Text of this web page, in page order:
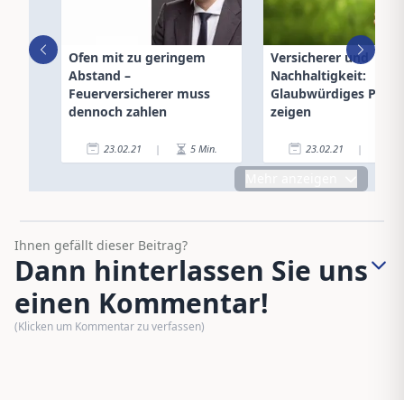
Ofen mit zu geringem
Abstand –
Feuerversicherer muss
dennoch zahlen
23.02.21 | 5 Min.
Versicherer und
Nachhaltigkeit:
Glaubwürdiges Profil
zeigen
23.02.21 |
Ihnen gefällt dieser Beitrag?
Dann hinterlassen Sie uns
einen Kommentar!
(Klicken um Kommentar zu verfassen)